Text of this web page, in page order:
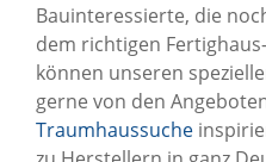
Bauinteressierte, die
dem richtigen
können unseren
gerne von den
Traumhaussuche